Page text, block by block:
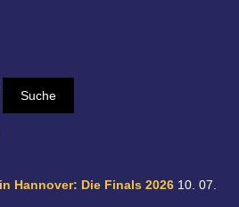
Hannover: Die Finals 2026 10. 07.